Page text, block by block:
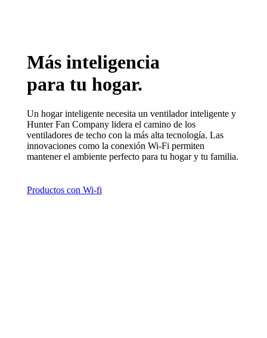
Más inteligencia
para tu hogar.
Un hogar inteligente necesita un ventilador inteligente y
Hunter Fan Company lidera el camino de los
ventiladores de techo con la más alta tecnología. Las
innovaciones como la conexión Wi-Fi permiten
mantener el ambiente perfecto para tu hogar y tu familia.
Productos con Wi-fi